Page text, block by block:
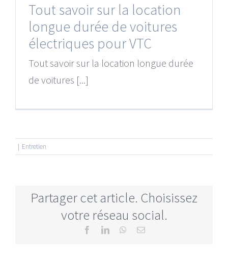
Tout savoir sur la location
longue durée de voitures
électriques pour VTC
Tout savoir sur la location longue durée
de voitures [...]
| Entretien
Partager cet article. Choisissez
votre réseau social.
FacebookLinkedInWhatsApp
Email